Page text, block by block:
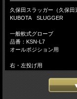
久保田スラッガー（久保田
KUBOTA SLUGGER
一般軟式グローブ
品番：KSN-L7
オールポジション用
右・左投げ用
本体カラー：KSオレンジ×